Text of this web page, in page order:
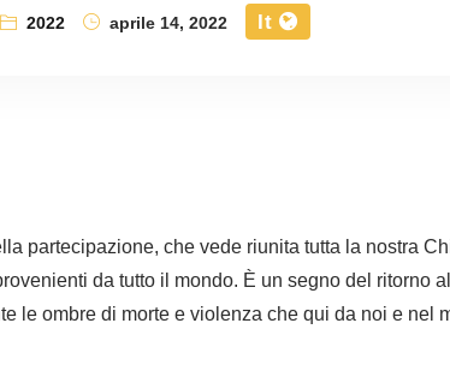
2022 aprile 14, 2022 It
partecipazione, che vede riunita tutta la nostra
da tutto il mondo. È un segno del ritorno
le ombre di morte e violenza che qui da noi e nel